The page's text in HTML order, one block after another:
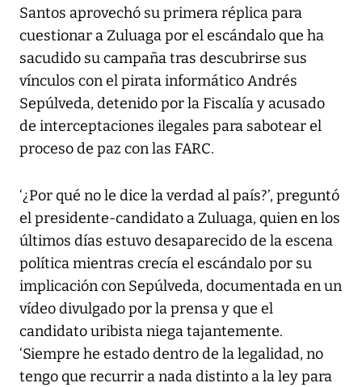
Santos aprovechó su primera réplica para
cuestionar a Zuluaga por el escándalo que ha
sacudido su campaña tras descubrirse sus
vínculos con el pirata informático Andrés
Sepúlveda, detenido por la Fiscalía y acusado
de interceptaciones ilegales para sabotear el
proceso de paz con las FARC.
‘¿Por qué no le dice la verdad al país?’, preguntó
el presidente-candidato a Zuluaga, quien en los
últimos días estuvo desaparecido de la escena
política mientras crecía el escándalo por su
implicación con Sepúlveda, documentada en un
vídeo divulgado por la prensa y que el
candidato uribista niega tajantemente.
‘Siempre he estado dentro de la legalidad, no
tengo que recurrir a nada distinto a la ley para